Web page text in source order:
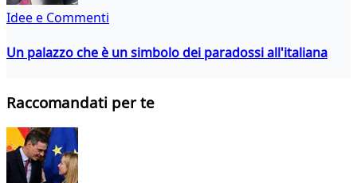
Idee e Commenti
Un palazzo che è un simbolo dei paradossi all'italiana
Raccomandati per te